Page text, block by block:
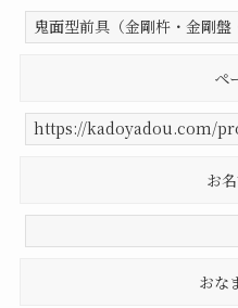
ペ
お
おな